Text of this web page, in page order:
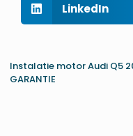
LinkedIn
Instalatie motor Audi Q5
GARANTIE